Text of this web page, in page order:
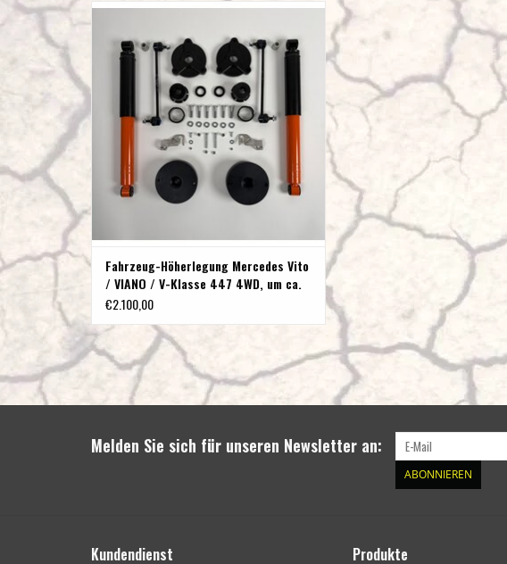
Fahrzeug-Höherlegung Mercedes Vito / V-Klasse
ZUM WARENKORB HINZUFÜGEN
Fahrzeug-Höherlegung Mercedes Vito
/ VIANO / V-Klasse 447 4WD, um ca.
45 mm Terranger
€2.100,00
Melden Sie sich für unseren Newsletter an:
ABONNIEREN
Kundendienst Produkte